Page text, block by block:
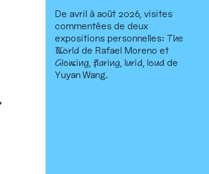
De avril à août 2026, visites
commentées de deux
expositions personnelles:The
World de Rafael Moreno et
Glowing, flaring, lurid, loud de
Yuyan Wang.